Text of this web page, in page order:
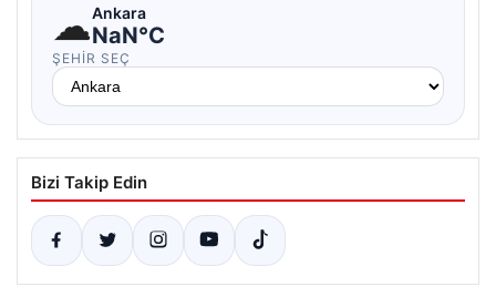
☁Ankara
NaN°C
ŞEHIR SEÇ
Bizi Takip Edin